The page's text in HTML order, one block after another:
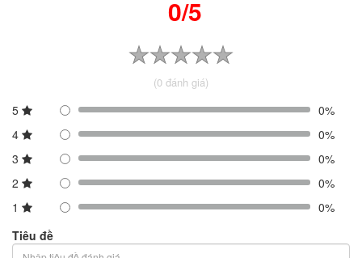
0/5
(0 đánh giá)
5
0%
4
0%
3
0%
2
0%
1
0%
Tiêu đề